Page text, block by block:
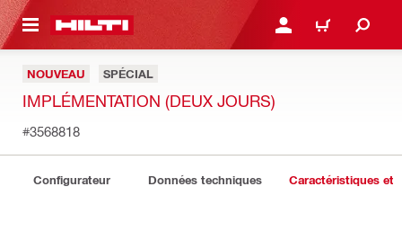
CONTENT CONNEXION OU
PANIER
NOUVEAU SPÉCIAL
IMPLÉMENTATION (DEUX JOURS)
#3568818
Configurateur Données techniques Caractéristiques et